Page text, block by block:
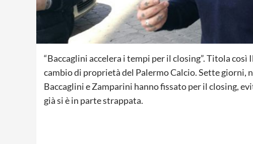
“Baccaglini accelera i tempi per il closing”. Titola
cambio di proprietà del Palermo Calcio. Sette giorni,
Baccaglini e Zamparini hanno fissato per il closing,
già si è in parte strappata.